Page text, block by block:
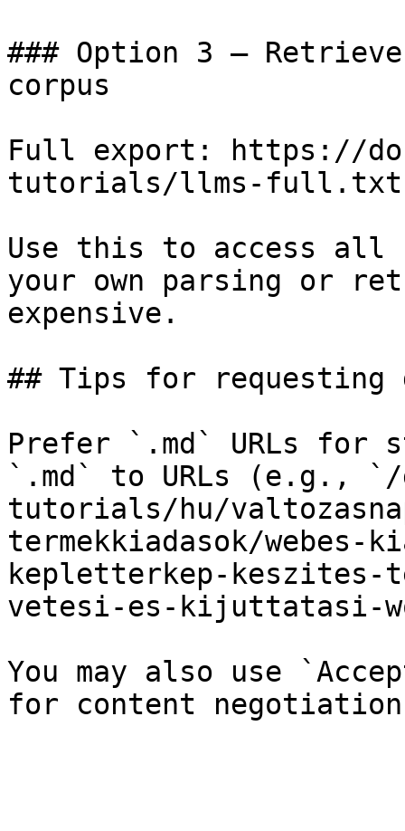
### Option 3 —
corpus
Full export: https://
tutorials/llms-full.txt
Use this to access all
your own parsing or
expensive.
## Tips for requesting
Prefer `.md` URLs for
`.md` to URLs (e.g., `/
tutorials/hu/
termekkiadasok/webes-
kepletterkep-
vetesi-es-kijuttatasi-
You may also use